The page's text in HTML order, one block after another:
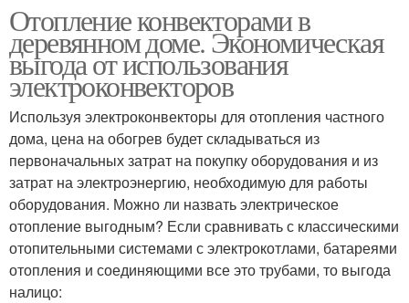
Отопление конвекторами в
деревянном доме. Экономическая
выгода от использования
электроконвекторов
Используя электроконвекторы для отопления частного
дома, цена на обогрев будет складываться из
первоначальных затрат на покупку оборудования и из
затрат на электроэнергию, необходимую для работы
оборудования. Можно ли назвать электрическое
отопление выгодным? Если сравнивать с классическими
отопительными системами с электрокотлами, батареями
отопления и соединяющими все это трубами, то выгода
налицо: